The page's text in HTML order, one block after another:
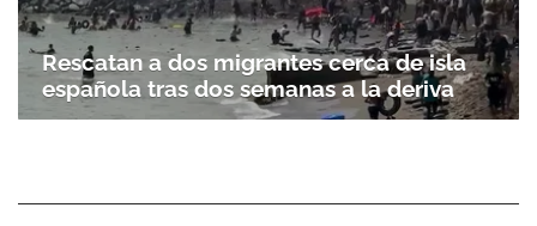
Rescatan a dos migrantes cerca de isla
española tras dos semanas a la deriva